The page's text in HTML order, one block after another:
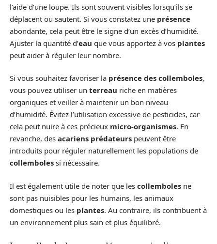
l’aide d’une loupe. Ils sont souvent visibles lorsqu’ils se
déplacent ou sautent. Si vous constatez une présence
abondante, cela peut être le signe d’un excès d’humidité.
Ajuster la quantité d’eau que vous apportez à vos plantes
peut aider à réguler leur nombre.
Si vous souhaitez favoriser la présence des collemboles,
vous pouvez utiliser un terreau riche en matières
organiques et veiller à maintenir un bon niveau
d’humidité. Évitez l’utilisation excessive de pesticides, car
cela peut nuire à ces précieux micro-organismes. En
revanche, des acariens prédateurs peuvent être
introduits pour réguler naturellement les populations de
collemboles si nécessaire.
Il est également utile de noter que les collemboles ne
sont pas nuisibles pour les humains, les animaux
domestiques ou les plantes. Au contraire, ils contribuent à
un environnement plus sain et plus équilibré.